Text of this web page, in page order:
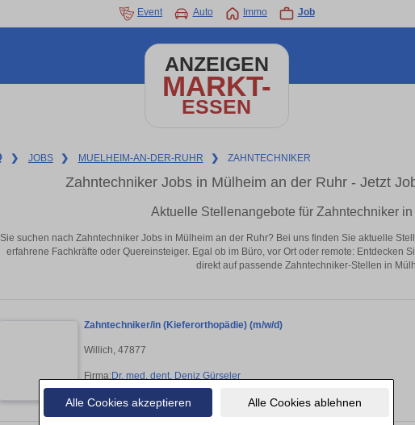
Alle Cookies akzeptieren Alle Cookies ablehnen
Event Auto Immo Job
ANZEIGEN
MARKT-
ESSEN
❯ JOBS ❯ MUELHEIM-AN-DER-RUHR ❯ ZAHNTECHNIKER
Zahntechniker Jobs in Mülheim an der Ruhr - Jetzt
Aktuelle Stellenangebote für Zahntechniker
Sie suchen nach Zahntechniker Jobs in Mülheim an der Ruhr? Bei uns finden Sie aktuelle
erfahrene Fachkräfte oder Quereinsteiger. Egal ob im Büro, vor Ort oder remote: Entdecken
direkt auf passende Zahntechniker-Stellen in
Zahntechniker/in (Kieferorthopädie) (m/w/d)
Willich, 47877
Firma:Dr. med. dent. Deniz Gürseler